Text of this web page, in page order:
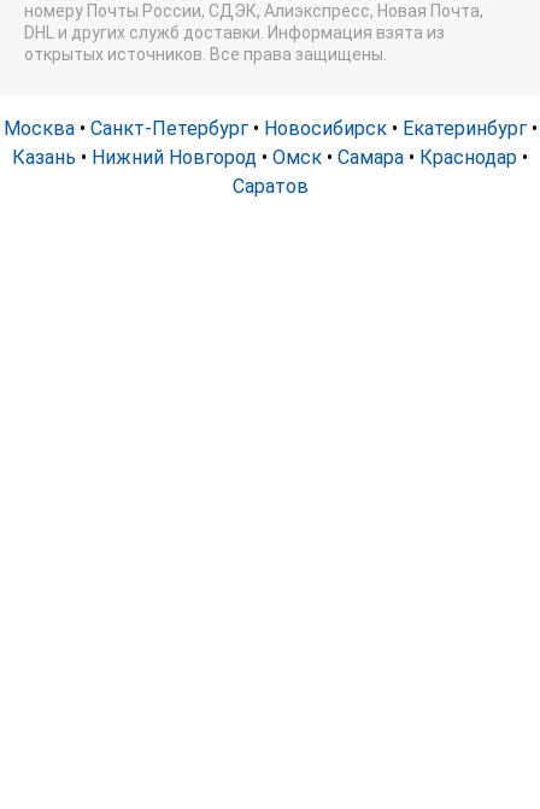
номеру Почты России, СДЭК, Алиэкспресс, Новая Почта,
DHL и других служб доставки. Информация взята из
открытых источников. Все права защищены.
Москва• Санкт-Петербург• Новосибирск• Екатеринбург•
Казань • Нижний Новгород • Омск • Самара • Краснодар •
Саратов